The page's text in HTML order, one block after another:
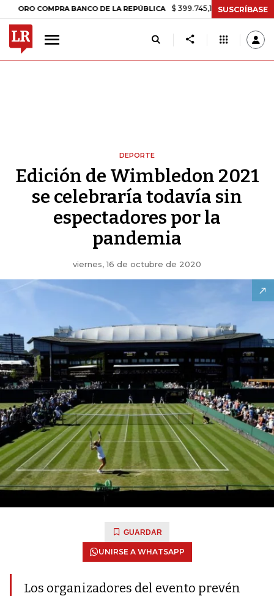
COMPRA BANCO DE LA REPÚBLICA $ 399.745,16 +$ 2.295,71 +0,58%
SUSCRÍBASE
DEPORTE
Edición de Wimbledon 2021
se celebraría todavía sin
espectadores por la
pandemia
viernes, 16 de octubre de 2020
GUARDAR
UNIRSE A WHATSAPP
Los organizadores del evento prevén